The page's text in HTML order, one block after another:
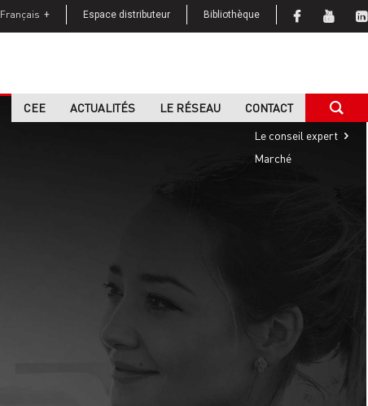
Français Espace distributeur Bibliothèque
CEE ACTUALITÉS LE RÉSEAU CONTACT
Home
Le conseil expert
Marché